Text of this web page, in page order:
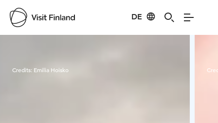
DE
Credits: Emilia Hoisko